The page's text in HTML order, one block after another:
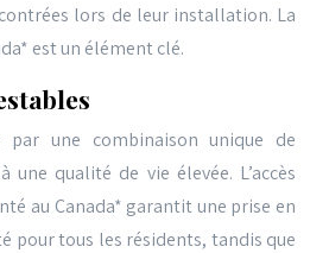
lors de leur installation. La
est un élément clé.
par une combinaison unique de
qualité de vie élevée. L’accès
au Canada* garantit une prise en
pour tous les résidents, tandis que